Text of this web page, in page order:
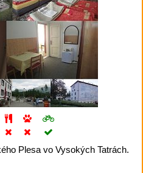
Plesa vo Vysokých Tatrách.